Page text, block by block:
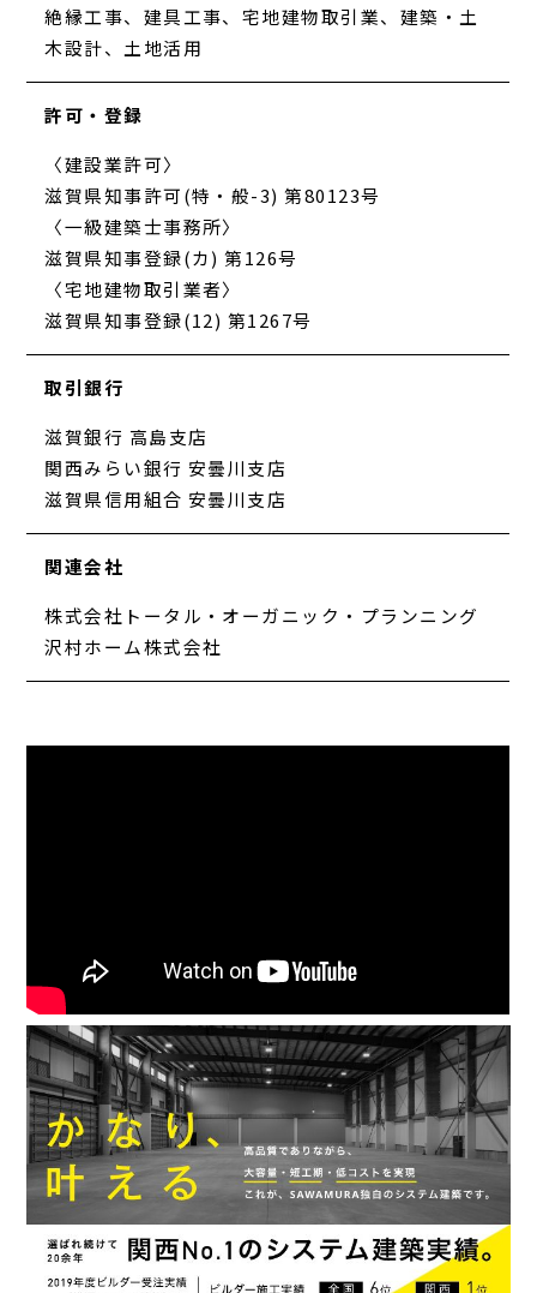
絶縁工事、建具工事、宅地建物取引業、建築・土
木設計、土地活用
許可・登録
〈建設業許可〉
滋賀県知事許可(特・般-3) 第80123号
〈一級建築士事務所〉
滋賀県知事登録(カ) 第126号
〈宅地建物取引業者〉
滋賀県知事登録(12) 第1267号
取引銀行
滋賀銀行 高島支店
関西みらい銀行 安曇川支店
滋賀県信用組合 安曇川支店
関連会社
株式会社トータル・オーガニック・プランニング
沢村ホーム株式会社